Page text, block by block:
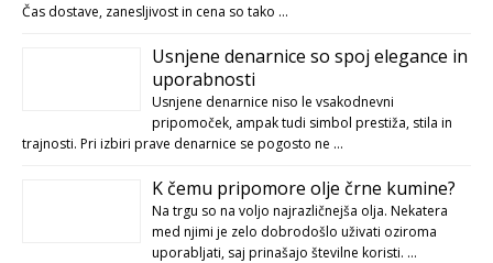
Čas dostave, zanesljivost in cena so tako …
Usnjene denarnice so spoj elegance in
uporabnosti
Usnjene denarnice niso le vsakodnevni
pripomoček, ampak tudi simbol prestiža, stila in
trajnosti. Pri izbiri prave denarnice se pogosto ne …
K čemu pripomore olje črne kumine?
Na trgu so na voljo najrazličnejša olja. Nekatera
med njimi je zelo dobrodošlo uživati oziroma
uporabljati, saj prinašajo številne koristi. …